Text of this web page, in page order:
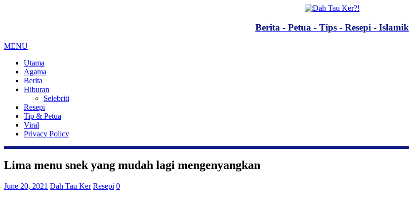
Berita - Petua - Tips - Resepi - Islamik
MENU
Utama
Agama
Berita
Hiburan
Selebriti
Resepi
Tip & Petua
Viral
Privacy Policy
Lima menu snek yang mudah lagi mengenyangkan
June 20, 2021 Dah Tau Ker Resepi 0